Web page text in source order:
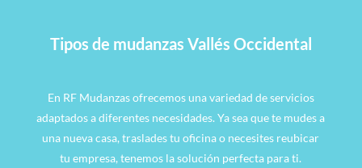
Tipos de mudanzas Vallés Occidental
En RF Mudanzas ofrecemos una variedad de servicios
adaptados a diferentes necesidades. Ya sea que te mudes a
una nueva casa, traslades tu oficina o necesites reubicar
tu empresa, tenemos la solución perfecta para ti.